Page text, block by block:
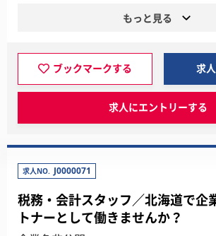
もっと見る
ブックマークする 求
求人にエントリーする
求人NO. J0000071
税務・会計スタッフ／北海道で企
トナーとして働きませんか？